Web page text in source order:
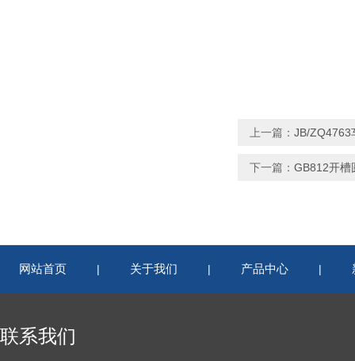
上一篇： JB/ZQ4763
下一篇： GB812开槽
网站首页 | 关于我们 | 产品中心 |
联系我们